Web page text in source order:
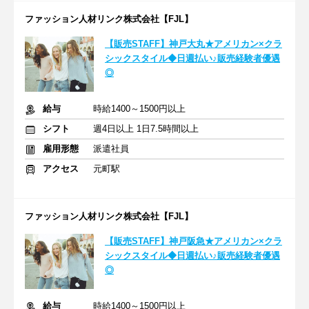
ファッション人材リンク株式会社【FJL】
【販売STAFF】神戸大丸★アメリカン×クラ
シックスタイル◆日週払い♪販売経験者優遇
◎
給与
時給1400～1500円以上
シフト
週4日以上 1日7.5時間以上
雇用形態
派遣社員
アクセス
元町駅
ファッション人材リンク株式会社【FJL】
【販売STAFF】神戸阪急★アメリカン×クラ
シックスタイル◆日週払い♪販売経験者優遇
◎
給与
時給1400～1500円以上